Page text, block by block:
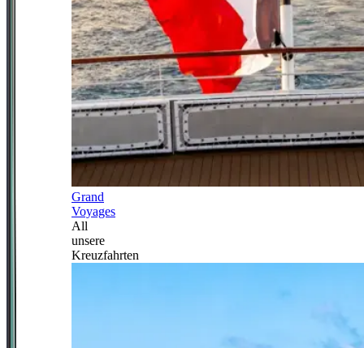
Grand
Voyages
All
unsere
Kreuzfahrten